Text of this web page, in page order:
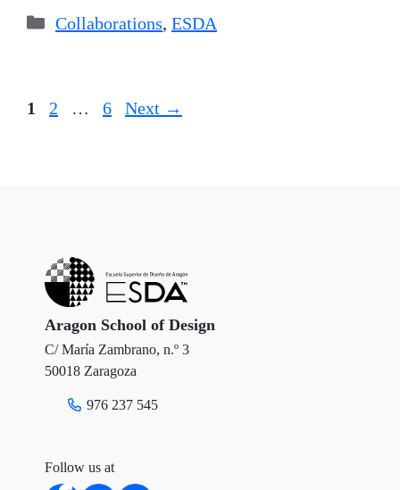
Categories
Collaborations, ESDA
Page
1 Page
2 … Page
6 Next →
Aragon School of Design
C/ María Zambrano, n.º 3
50018 Zaragoza
976 237 545
Follow us at